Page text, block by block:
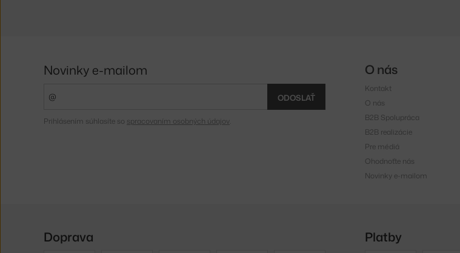
Novinky e-mailom
ODOSLAŤ
Prihlásením súhlasíte so spracovaním osobných údajov
O nás
Kontakt
O nás
B2B Spolupráca
B2B realizácie
Pre médiá
Ohodnoťte nás
Novinky e-mailom
Doprava Platby